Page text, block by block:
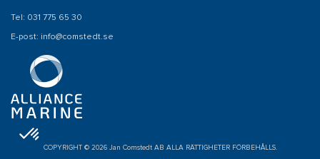
Tel: 031 775 65 30
E-post: info@comstedt.se
COPYRIGHT © 2026 Jan Comstedt AB ALLA RÄTTIGHETER FÖRBEHÅLLS.